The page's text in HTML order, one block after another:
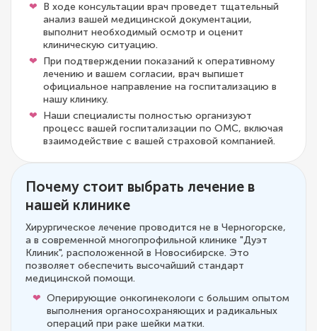
В ходе консультации врач проведет тщательный
анализ вашей медицинской документации,
выполнит необходимый осмотр и оценит
клиническую ситуацию.
При подтверждении показаний к оперативному
лечению и вашем согласии, врач выпишет
официальное направление на госпитализацию в
нашу клинику.
Наши специалисты полностью организуют
процесс вашей госпитализации по ОМС, включая
взаимодействие с вашей страховой компанией.
Почему стоит выбрать лечение в
нашей клинике
Хирургическое лечение проводится не в Черногорске,
а в современной многопрофильной клинике "Дуэт
Клиник", расположенной в Новосибирске. Это
позволяет обеспечить высочайший стандарт
медицинской помощи.
Оперирующие онкогинекологи с большим опытом
выполнения органосохраняющих и радикальных
операций при раке шейки матки.